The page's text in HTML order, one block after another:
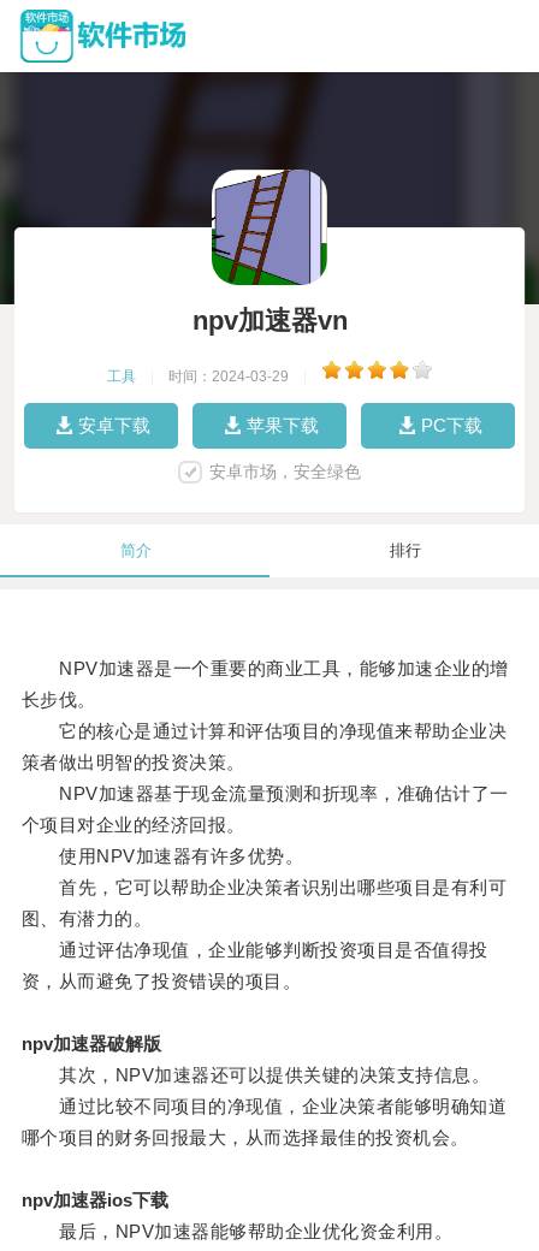
npv加速器vn
工具 时间：2024-03-29
安卓下载 苹果下载 PC下载
安卓市场，安全绿色
简介 排行
NPV加速器是一个重要的商业工具，能够加速企业的增
长步伐。
它的核心是通过计算和评估项目的净现值来帮助企业决
策者做出明智的投资决策。
NPV加速器基于现金流量预测和折现率，准确估计了一
个项目对企业的经济回报。
使用NPV加速器有许多优势。
首先，它可以帮助企业决策者识别出哪些项目是有利可
图、有潜力的。
通过评估净现值，企业能够判断投资项目是否值得投
资，从而避免了投资错误的项目。
npv加速器破解版
其次，NPV加速器还可以提供关键的决策支持信息。
通过比较不同项目的净现值，企业决策者能够明确知道
哪个项目的财务回报最大，从而选择最佳的投资机会。
npv加速器ios下载
最后，NPV加速器能够帮助企业优化资金利用。